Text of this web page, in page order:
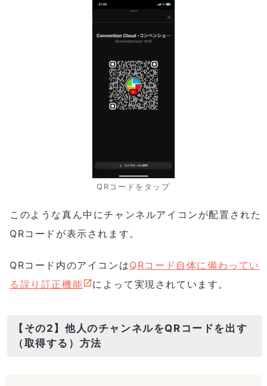
QRコードをタップ
このような真ん中にチャンネルアイコンが配置された
QRコードが表示されます。
QRコード内のアイコンはQRコード自体に備わってい
る誤り訂正機能
によって実現されています。
【その2】他人のチャンネルをQRコードを出す
（取得する）方法